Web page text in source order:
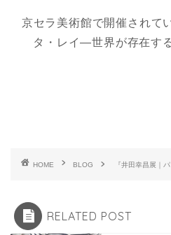
京セラ美術館で開催されて
タ・レイ―世界が存在す
HOME BLOG 『井田幸昌展｜
RELATED POST